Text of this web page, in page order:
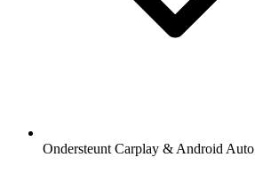
Ondersteunt Carplay & Android Auto